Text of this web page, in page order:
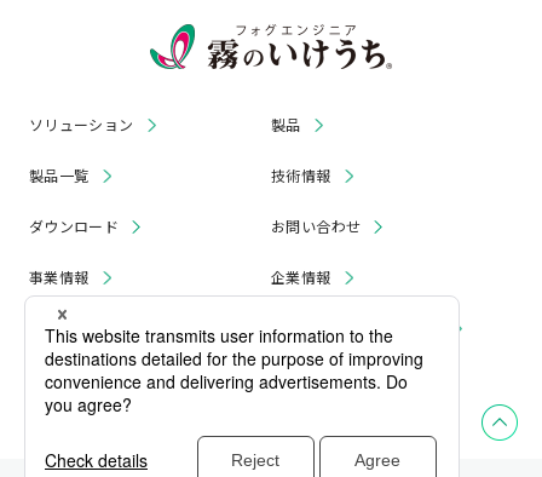
ソリューション 製品
製品一覧 技術情報
ダウンロード お問い合わせ
事業情報 企業情報
お知らせ リコール・無償修理 情報
採用情報 プライバシーポリシー